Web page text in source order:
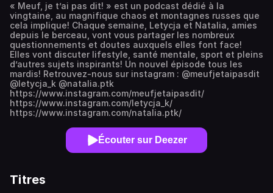
« Meuf, je t’ai pas dit! » est un podcast dédié à la
vingtaine, au magnifique chaos et montagnes russes que
cela implique! Chaque semaine, Letycja et Natalia, amies
depuis le berceau, vont vous partager les nombreux
questionnements et doutes auxquels elles font face!
Elles vont discuter lifestyle, santé mentale, sport et pleins
d’autres sujets inspirants! Un nouvel épisode tous les
mardis! Retrouvez-nous sur instagram : @meufjetaipasdit
@letycja_k @natalia.ptk
https://www.instagram.com/meufjetaipasdit/
https://www.instagram.com/letycja_k/
https://www.instagram.com/natalia.ptk/
Écouter sur Deezer
Titres